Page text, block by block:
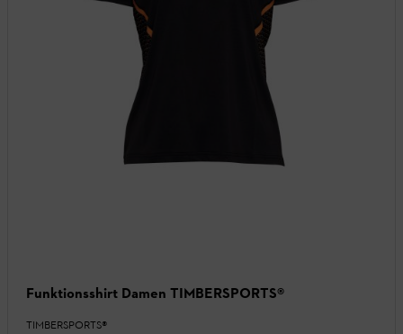
Funktionsshirt Damen TIMBERSPORTS®
TIMBERSPORTS®